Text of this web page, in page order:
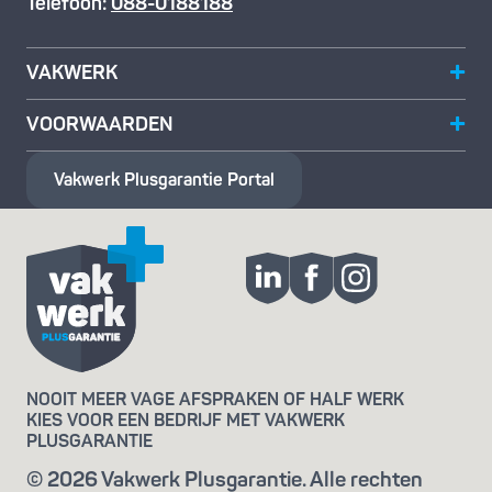
VAKWERK
VOORWAARDEN
Vakwerk Plusgarantie Portal
NOOIT MEER VAGE AFSPRAKEN OF HALF WERK
KIES VOOR EEN BEDRIJF MET VAKWERK
PLUSGARANTIE
© 2026 Vakwerk Plusgarantie. Alle rechten